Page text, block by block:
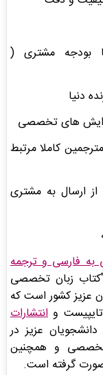
بودجه مشتری(
های تخصصی
کاملا مرتبط
ارسال به مشتری
به فارسی و ترجمه
زبان تخصصی
عزیز کشور است که
وانتشارات
عزیز در
تخصصی و همچنین
گرفته است.